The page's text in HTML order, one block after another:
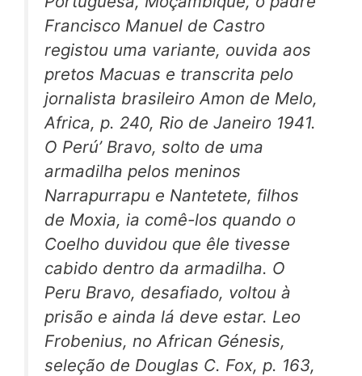
Francisco Manuel de Castro
registou uma variante, ouvida aos
pretos Macuas e transcrita pelo
jornalista brasileiro Amon de Melo,
Africa, p. 240, Rio de Janeiro 1941.
O Perú’ Bravo, solto de uma
armadilha pelos meninos
Narrapurrapu e Nantetete, filhos
de Moxia, ia comê-los quando o
Coelho duvidou que êle tivesse
cabido dentro da armadilha. O
Peru Bravo, desafiado, voltou à
prisão e ainda lá deve estar. Leo
Frobenius, no African Génesis,
seleção de Douglas C. Fox, p. 163,